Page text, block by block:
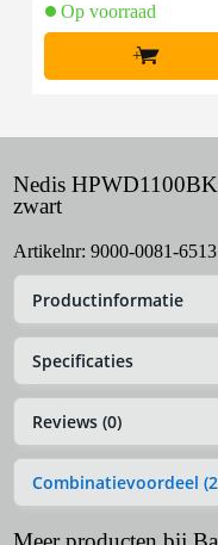
Op voorraad
+
Nedis
zwart
Artikelnr: 9000-0081-6513
Productinformatie
Specificaties
Reviews (0)
Combinatievoordeel